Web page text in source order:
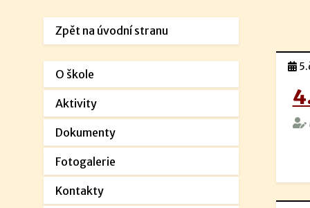
Zpět na úvodní stranu
O škole
Aktivity
Dokumenty
Fotogalerie
Kontakty